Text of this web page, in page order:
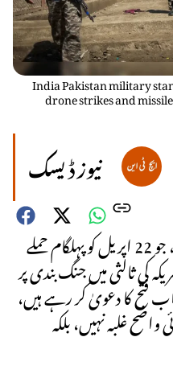
India Pakistan military
drone strikes and
نیوز ڈیسک
بھارت پاکستان کی فوجی کشمکش، جو 22 اپریل کو پہلگام حملے
10 مئی کو امریکہ کی ثالثی میں جنگ بندی پر
فتح کا دعویٰ کر رہے ہیں،
واضح غلبہ نہیں، بلکہ